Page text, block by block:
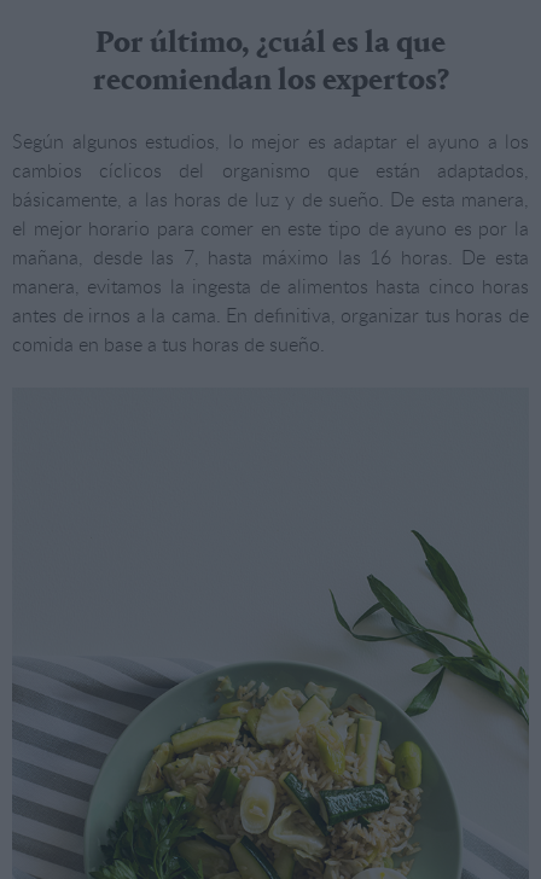
Por último, ¿cuál es la que
recomiendan los expertos?
Según algunos estudios, lo mejor es adaptar el ayuno a los
cambios cíclicos del organismo que están adaptados,
básicamente, a las horas de luz y de sueño. De esta manera,
el mejor horario para comer en este tipo de ayuno es por la
mañana, desde las 7, hasta máximo las 16 horas. De esta
manera, evitamos la ingesta de alimentos hasta cinco horas
antes de irnos a la cama. En definitiva, organizar tus horas de
comida en base a tus horas de sueño.